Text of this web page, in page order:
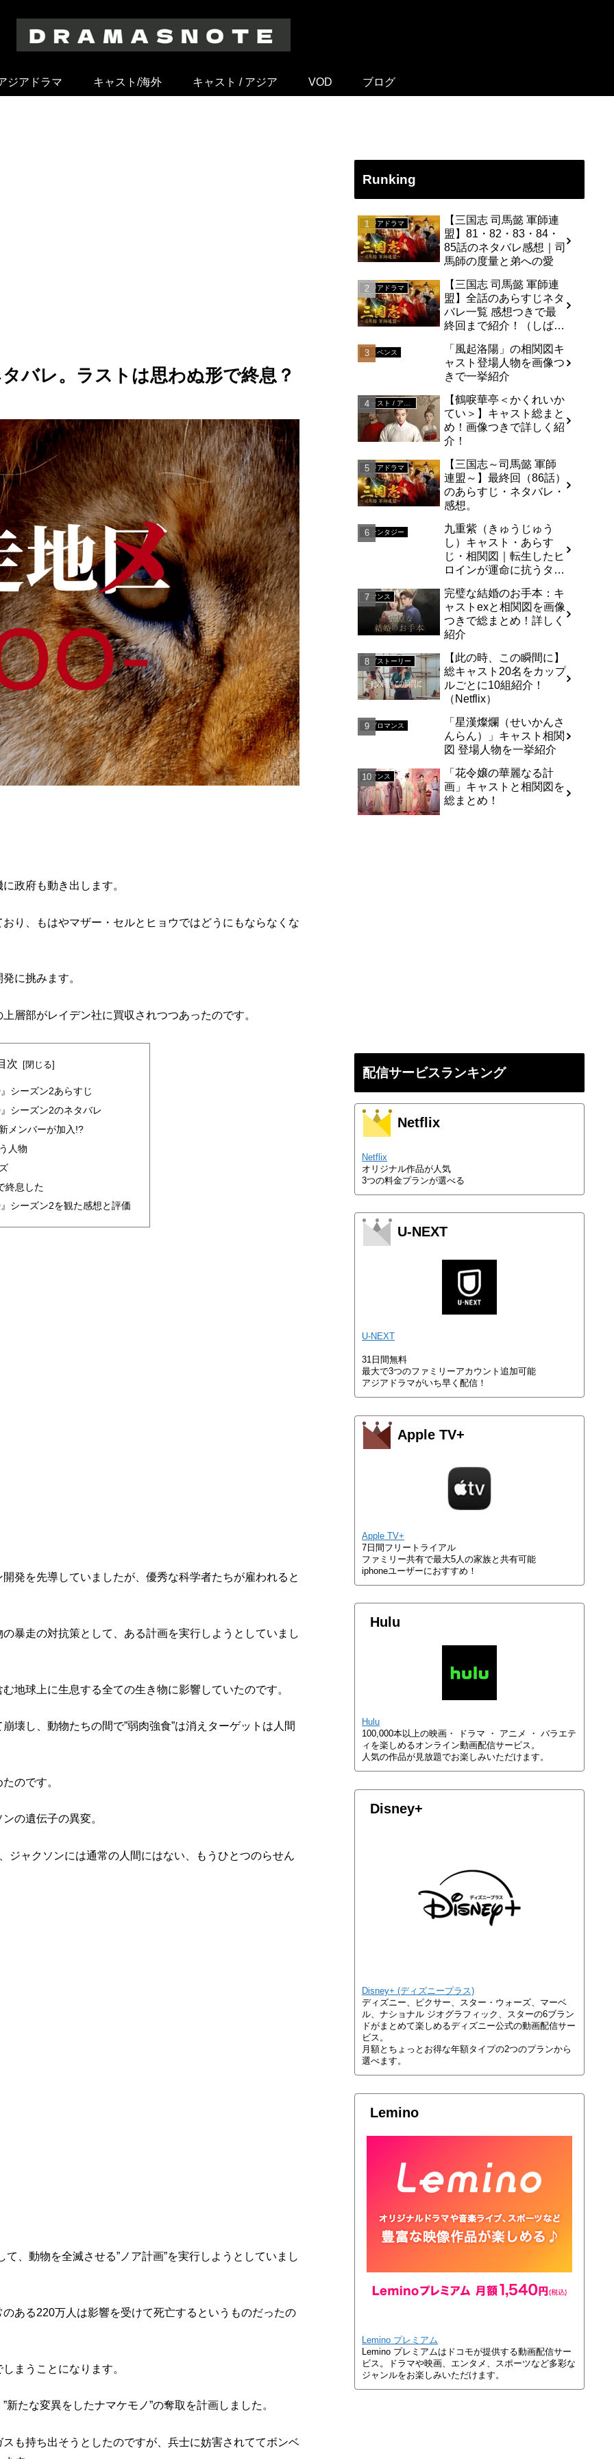
ジアドラマ キャスト/海外 キャスト / アジア VOD ブログ
バレ。ラストは思わぬ形で終息？
政府も動き出します。
り、もはやマザー・セルとヒョウではどうにもならなくな
に挑みます。
層部がレイデン社に買収されつつあったのです。
次
シーズン2あらすじ
』シーズン2のネタバレ
メンバーが加入!?
人物
終息した
』シーズン2を観た感想と評価
発を先導していましたが、優秀な科学者たちが雇われると
暴走の対抗策として、ある計画を実行しようとしていまし
地球上に生息する全ての生き物に影響していたのです。
壊し、動物たちの間で”弱肉強食”は消えターゲットは人間
のです。
の遺伝子の異変。
ジャクソンには通常の人間にはない、もうひとつのらせん
、動物を全滅させる”ノア計画”を実行しようとしていまし
ある220万人は影響を受けて死亡するというものだったの
まうことになります。
たな変異をしたナマケモノ”の奪取を計画しました。
も持ち出そうとしたのですが、兵士に妨害されててボンベ
Runking
アジアドラマ
【三国志 司馬懿 軍師連
盟】81・82・83・84・
85話のネタバレ感想｜司
馬師の度量と弟への愛
アジアドラマ
【三国志 司馬懿 軍師連
盟】全話のあらすじネタ
バレ一覧 感想つきで最
終回まで紹介！（しば
サスペンス
「風起洛陽」の相関図キ
ャスト登場人物を画像つ
きで一挙紹介
【鶴唳華亭＜かくれいか
てい＞】キャスト総まと
め！画像つきで詳しく紹
介！
アジアドラマ
【三国志～司馬懿 軍師
連盟～】最終回（86話）
のあらすじ・ネタバレ・
感想。
ファンタジー
九重紫（きゅうじゅう
し）キャスト・あらす
じ・相関図｜転生したヒ
ロインが運命に抗うタイ
ー
ロマンス
完璧な結婚のお手本：キ
ャストexと相関図を画像
つきで総まとめ！詳しく
紹介
ラブストーリー
【此の時、この瞬間に】
総キャスト20名をカップ
ルごとに10組紹介！
（Netflix）
ラブロマンス
「星漢燦爛（せいかんさ
んらん）」キャスト相関
図 登場人物を一挙紹介
ロマンス
「花令嬢の華麗なる計
画」キャストと相関図を
総まとめ！
配信サービスランキング
Netflix
Netflix
オリジナル作品が人気
3つの料金プランが選べる
U-NEXT
U-NEXT
31日間無料
最大で3つのファミリーアカウント追加可能
アジアドラマがいち早く配信！
Apple TV+
Apple TV+
7日間フリートライアル
ファミリー共有で最大5人の家族と共有可能
iphoneユーザーにおすすめ！
Hulu
Hulu
100,000本以上の映画・ ドラマ ・ アニメ ・ バラエテ
ィを楽しめるオンライン動画配信サービス。
人気の作品が見放題でお楽しみいただけます。
Disney+
Disney+ (ディズニープラス)
ディズニー、ピクサー、スター・ウォーズ、マーベ
ル、ナショナル ジオグラフィック、スターの6ブラン
ドがまとめて楽しめるディズニー公式の動画配信サー
ビス。
月額とちょっとお得な年額タイプの2つのプランから
選べます。
Lemino
Lemino プレミアム
Lemino プレミアムはドコモが提供する動画配信サー
ビス。ドラマや映画、エンタメ、スポーツなど多彩な
ジャンルをお楽しみいただけます。